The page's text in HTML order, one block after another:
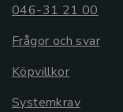
046-31 21 00
Frågor och svar
Köpvillkor
Systemkrav